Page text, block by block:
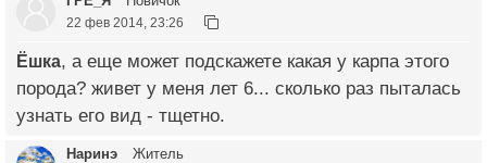
22 фев 2014, 23:26
Ёшка, а еще может подскажете какая у карпа этого
порода? живет у меня лет 6... сколько раз пыталась
узнать его вид - тщетно.
Наринэ Житель